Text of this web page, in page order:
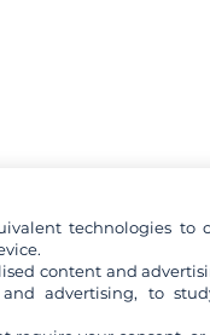
technologies to
content and
advertising, to